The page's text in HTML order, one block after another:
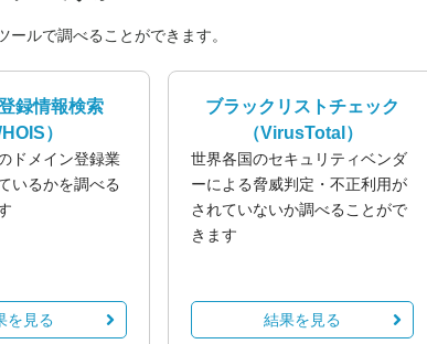
ルで調べることができます。
録情報検索
）
ドメイン登録業
いるかを調べる
を見る
ブラックリストチェック
（VirusTotal）
世界各国のセキュリティベンダ
ーによる脅威判定・不正利用が
されていないか調べることがで
きます
結果を見る